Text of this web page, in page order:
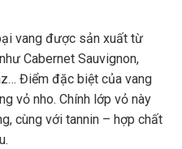
vang được sản xuất từ
Cabernet Sauvignon,
Điểm đặc biệt của vang
vỏ nho. Chính lớp vỏ này
cùng với tannin – hợp chất